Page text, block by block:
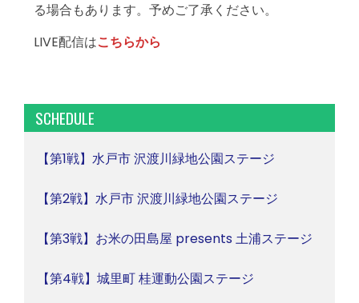
る場合もあります。予めご了承ください。
LIVE配信はこちらから
SCHEDULE
【第1戦】水戸市 沢渡川緑地公園ステージ
【第2戦】水戸市 沢渡川緑地公園ステージ
【第3戦】お米の田島屋 presents 土浦ステージ
【第4戦】城里町 桂運動公園ステージ